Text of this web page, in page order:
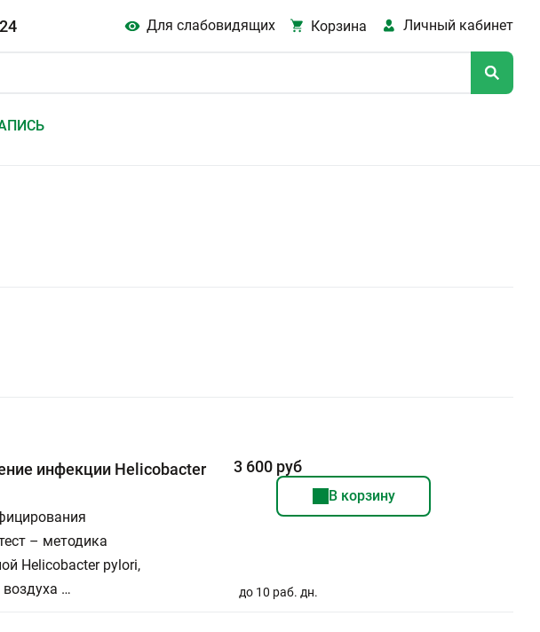
Для слабовидящих Корзина Личный кабинет
инфекции Helicobacter
– методика
Helicobacter pylori,
…
3 600 руб
В корзину
до 10 раб. дн.